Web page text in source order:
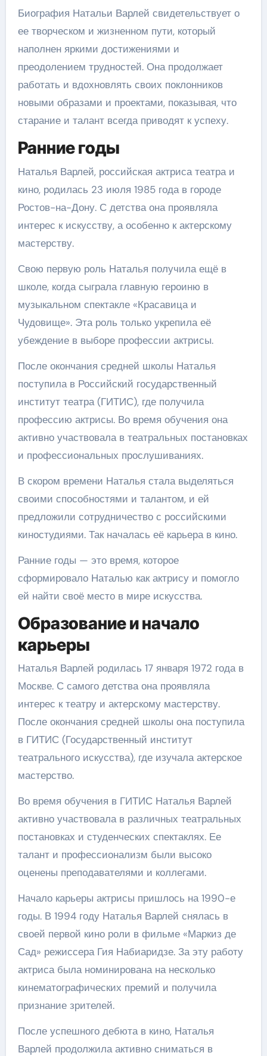
Биография Натальи Варлей свидетельствует о
ее творческом и жизненном пути, который
наполнен яркими достижениями и
преодолением трудностей. Она продолжает
работать и вдохновлять своих поклонников
новыми образами и проектами, показывая, что
старание и талант всегда приводят к успеху.
Ранние годы
Наталья Варлей, российская актриса театра и
кино, родилась 23 июля 1985 года в городе
Ростов-на-Дону. С детства она проявляла
интерес к искусству, а особенно к актерскому
мастерству.
Свою первую роль Наталья получила ещё в
школе, когда сыграла главную героиню в
музыкальном спектакле «Красавица и
Чудовище». Эта роль только укрепила её
убеждение в выборе профессии актрисы.
После окончания средней школы Наталья
поступила в Российский государственный
институт театра (ГИТИС), где получила
профессию актрисы. Во время обучения она
активно участвовала в театральных постановках
и профессиональных прослушиваниях.
В скором времени Наталья стала выделяться
своими способностями и талантом, и ей
предложили сотрудничество с российскими
киностудиями. Так началась её карьера в кино.
Ранние годы — это время, которое
сформировало Наталью как актрису и помогло
ей найти своё место в мире искусства.
Образование и начало
карьеры
Наталья Варлей родилась 17 января 1972 года в
Москве. С самого детства она проявляла
интерес к театру и актерскому мастерству.
После окончания средней школы она поступила
в ГИТИС (Государственный институт
театрального искусства), где изучала актерское
мастерство.
Во время обучения в ГИТИС Наталья Варлей
активно участвовала в различных театральных
постановках и студенческих спектаклях. Ее
талант и профессионализм были высоко
оценены преподавателями и коллегами.
Начало карьеры актрисы пришлось на 1990-е
годы. В 1994 году Наталья Варлей снялась в
своей первой кино роли в фильме «Маркиз де
Сад» режиссера Гия Набиаридзе. За эту работу
актриса была номинирована на несколько
кинематографических премий и получила
признание зрителей.
После успешного дебюта в кино, Наталья
Варлей продолжила активно сниматься в